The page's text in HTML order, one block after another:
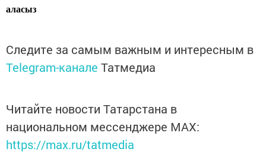
аласыз
Следите за самым важным и интересным в
Telegram-канале Татмедиа
Читайте новости Татарстана в
национальном мессенджере MАХ:
https://max.ru/tatmedia